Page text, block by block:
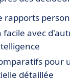
rapports
avec
pour
détaillée